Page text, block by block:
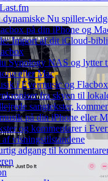
dynamiske Nu spiller-
på din iPhone og
Import af dit iCloud-
Synology NAS og lytter
eller Mac
i Evermusic og
fra skyen til
sangtekster,
på din iPhone eller
og kommentarer i
af visningstilstandene
adgang til